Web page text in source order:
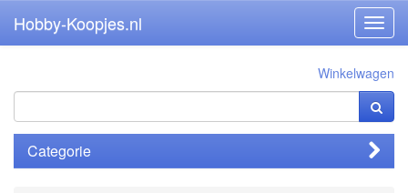
Hobby-Koopjes.nl
Winkelwagen
Categorie